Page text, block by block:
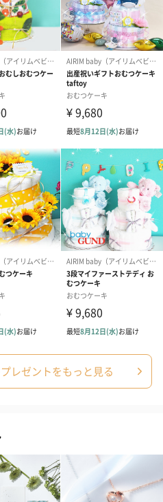
レゼントをもっと見る